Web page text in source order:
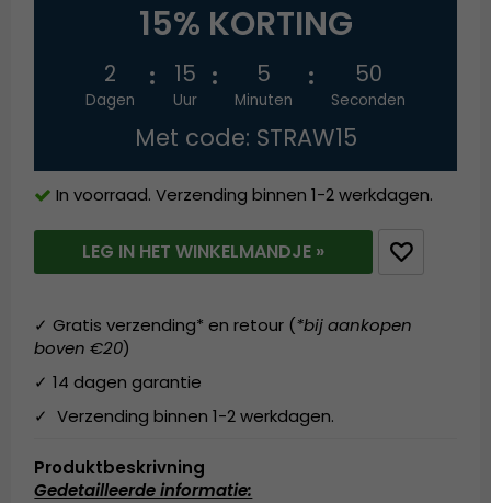
15% KORTING
2
Dagen
15
Uur
5
Minuten
50
Seconden
Met code: STRAW15
In voorraad. Verzending binnen 1-2 werkdagen.
LEG IN HET WINKELMANDJE »
✓ Gratis verzending* en retour (*bij aankopen
boven €20)
✓ 14 dagen garantie
✓ Verzending binnen 1-2 werkdagen.
Produktbeskrivning
Gedetailleerde informatie: